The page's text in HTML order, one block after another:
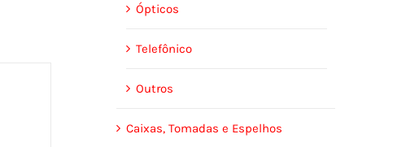
Ópticos
Telefônico
Outros
Caixas, Tomadas e Espelhos